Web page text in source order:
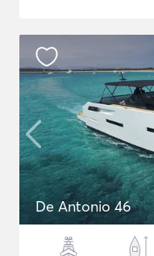
De Antonio 46